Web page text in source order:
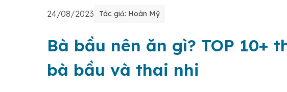
24/08/2023 Tác giả: Hoàn Mỹ
Bà bầu nên ăn gì? TOP 10+
bà bầu và thai nhi